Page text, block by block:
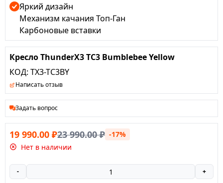
Яркий дизайн
Механизм качания Топ-Ган
Карбоновые вставки
Кресло ThunderX3 TC3 Bumblebee Yellow
КОД: TX3-TC3BY
Написать отзыв
Задать вопрос
19 990.00 ₽23 990.00₽ -17%
Нет в наличии
- +